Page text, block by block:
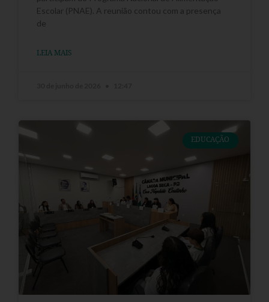
Escolar (PNAE). A reunião contou com a presença
de
LEIA MAIS
EDUCAÇÃO